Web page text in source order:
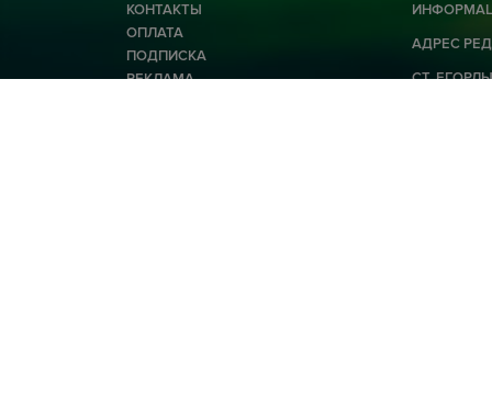
КОНТАКТЫ
ОПЛАТА
ПОДПИСКА
РЕКЛАМА
АДРЕС
СТ.